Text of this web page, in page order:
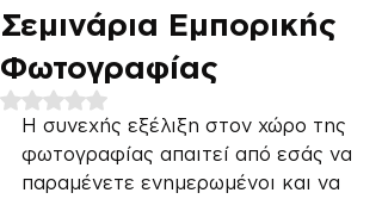
Σεμινάρια Εμπορικής
Φωτογραφίας
Βαθμολογήθηκε με NaN από 5 αστέρια.
Η συνεχής εξέλιξη στον χώρο της
φωτογραφίας απαιτεί από εσάς να
παραμένετε ενημερωμένοι και να